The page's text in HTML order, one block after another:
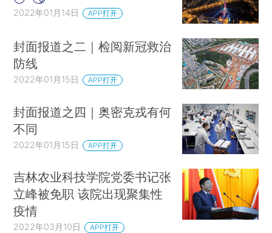
2022年01月14日 APP打开
封面报道之二｜检阅新冠救治
防线
2022年01月15日 APP打开
封面报道之四｜奥密克戎有何
不同
2022年01月15日 APP打开
吉林农业科技学院党委书记张
立峰被免职 该院出现聚集性
疫情
2022年03月10日 APP打开